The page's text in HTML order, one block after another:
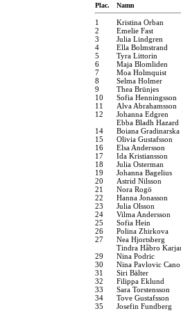
Plac. Namn
1 Kristina Orban
2
Emelie Fast
3
Julia Lindgren
4
Ella Bolmstrand
5
Tyra Littorin
6
Maja Blomliden
7
Moa Holmquist
8
Selma Holmer
9
Thea Brünjes
10
Sofia Henningsson
11
Alva Abrahamsson
12
Johanna Edgren
Ebba Bladh Hazard
14
Boiana Gradinarska
15
Olivia Gustafsson
16
Elsa Andersson
17
Ida Kristiansson
18
Julia Osterman
19
Johanna Bagelius
20
Astrid Nilsson
21
Nora Rogö
22
Hanna Jonasson
23
Julia Olsson
24
Vilma Andersson
25
Sofia Hein
26
Polina Zhirkova
27
Nea Hjortsberg
Tindra Håbro
29
Nina Podric
30
Nina Pavlovic Cano
31
Siri Bälter
32
Filippa Eklund
33
Sara Torstensson
34
Tove Gustafsson
35
Josefin Fundberg